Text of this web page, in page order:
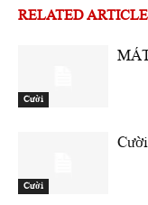
RELATED
Cười
Cười